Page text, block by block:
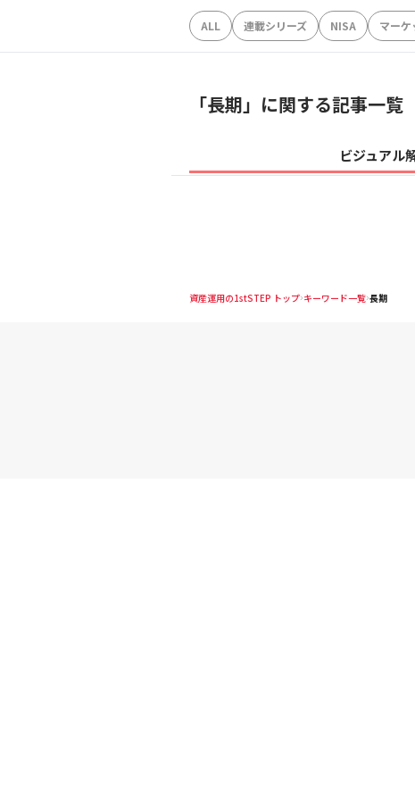
ALL 連載シリーズ NISA マーケ
「長期」に関する記事一覧
ビジュアル
資産運用の1stSTEP トップ キーワード一覧 長期